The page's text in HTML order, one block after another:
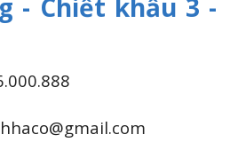
- Chiết khấu 3 -